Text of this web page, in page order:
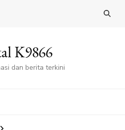
K9866
dan berita terkini